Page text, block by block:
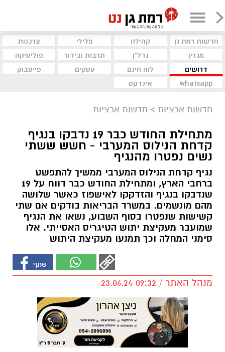
חדשות רמת גן קהילה פלילי
צרכנות
מגזין
נדל"ן תרבות ובידור
פוליטיקה
דרושים
לוח חינם עסקים
פייסבוק
whatsapp
אינדקס
חדשות ארציות > חדשות ארציות
מתחילת החודש כבר 19 נדבקו בנגיף
קדחת הנילוס המערבי - חשש ששתי
נשים נפטרו מהנגיף
נגיף קדחת הנילוס המערבי ממשיך להתפשט
ברחבי הארץ, ומתחילת החודש כבר דווח על 19
שנדבקו בנגיף והזדקקו לאישפוז כאשר שלושה
מהם מונשמים. במשרד הבריאות בודקים אם שתי
קשישות שנפטרו בסוף השבוע, נשאו את הנגיף
שמועבר מעקיצת יתוש הטיגריס האסייתי. אלו
סימני המחלה וכך תמנעו מעקיצת היתוש
מנהל האתר / 09:32 23.06.24